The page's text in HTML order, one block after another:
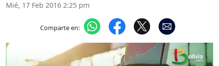
Mié, 17 Feb 2016 2:25 pm
Comparte en: